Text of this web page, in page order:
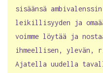
sisäänsä
leikillisyyden ja
voimme löytää ja
ihmeellisen, ylevän,
Ajatella uudella